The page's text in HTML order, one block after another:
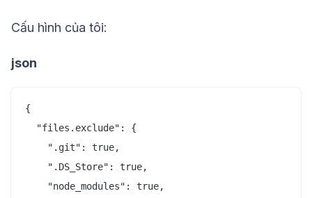
Cấu hình của tôi:
json
{
  "files.exclude": {
    ".git": true,
    ".DS_Store": true,
    "node_modules": true,